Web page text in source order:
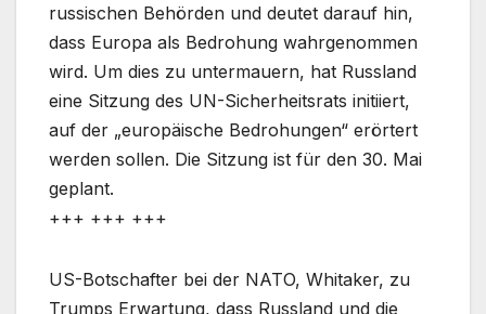
russischen Behörden und deutet darauf hin,
dass Europa als Bedrohung wahrgenommen
wird. Um dies zu untermauern, hat Russland
eine Sitzung des UN-Sicherheitsrats initiiert,
auf der „europäische Bedrohungen“ erörtert
werden sollen. Die Sitzung ist für den 30. Mai
geplant.
+++ +++ +++
US-Botschafter bei der NATO, Whitaker, zu
Trumps Erwartung, dass Russland und die